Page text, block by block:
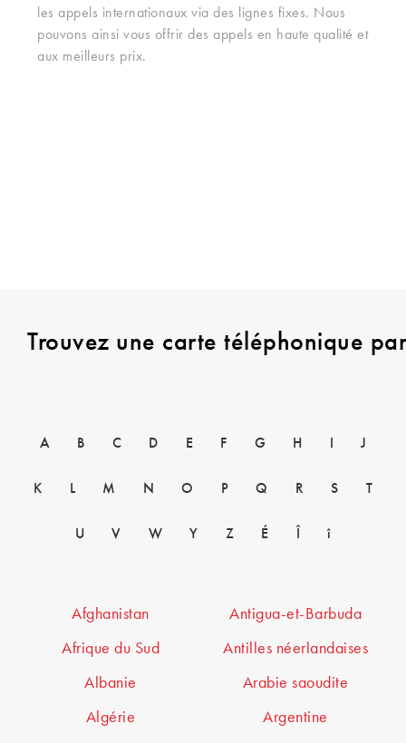
les appels internationaux via des lignes fixes. Nous
pouvons ainsi vous offrir des appels en haute qualité et
aux meilleurs prix.
Trouvez une carte téléphonique
A B C D E F G H J
K L M N O P Q R S T
U V W Y Z É î
Afghanistan
Afrique du Sud
Albanie
Algérie
Antigua-et-Barbuda
Antilles néerlandaises
Arabie saoudite
Argentine